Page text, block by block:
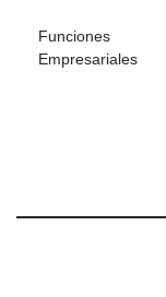
Funciones
Empresariales